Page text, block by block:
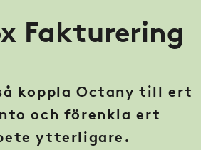
Fakturering
koppla Octany till ert
och förenkla ert
ytterligare.